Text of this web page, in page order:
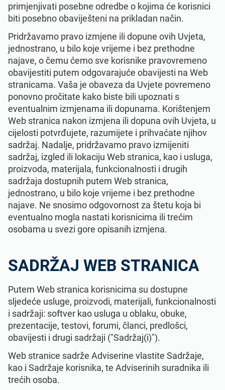
primjenjivati posebne odredbe o kojima će korisnici
biti posebno obaviješteni na prikladan način.
Pridržavamo pravo izmjene ili dopune ovih Uvjeta,
jednostrano, u bilo koje vrijeme i bez prethodne
najave, o čemu ćemo sve korisnike pravovremeno
obavijestiti putem odgovarajuće obavijesti na Web
stranicama. Vaša je obaveza da Uvjete povremeno
ponovno pročitate kako biste bili upoznati s
eventualnim izmjenama ili dopunama. Korištenjem
Web stranica nakon izmjena ili dopuna ovih Uvjeta, u
cijelosti potvrđujete, razumijete i prihvaćate njihov
sadržaj. Nadalje, pridržavamo pravo izmijeniti
sadržaj, izgled ili lokaciju Web stranica, kao i usluga,
proizvoda, materijala, funkcionalnosti i drugih
sadržaja dostupnih putem Web stranica,
jednostrano, u bilo koje vrijeme i bez prethodne
najave. Ne snosimo odgovornost za štetu koja bi
eventualno mogla nastati korisnicima ili trećim
osobama u svezi gore opisanih izmjena.
SADRŽAJ WEB STRANICA
Putem Web stranica korisnicima su dostupne
sljedeće usluge, proizvodi, materijali, funkcionalnosti
i sadržaji: softver kao usluga u oblaku, obuke,
prezentacije, testovi, forumi, članci, predlošci,
obavijesti i drugi sadržaji ("Sadržaj(i)").
Web stranice sadrže Adviserine vlastite Sadržaje,
kao i Sadržaje korisnika, te Adviserinih suradnika ili
trećih osoba.